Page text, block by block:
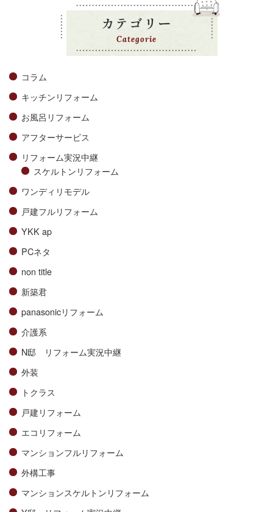
カテゴリー
Categorie
コラム
キッチンリフォーム
お風呂リフォーム
アフターサービス
リフォーム実況中継
スケルトンリフォーム
ワンディリモデル
戸建フルリフォーム
YKK ap
PCネタ
non title
新築君
panasonicリフォーム
介護系
N邸 リフォーム実況中継
外装
トクラス
戸建リフォーム
エコリフォーム
マンションフルリフォーム
外構工事
マンションスケルトンリフォーム